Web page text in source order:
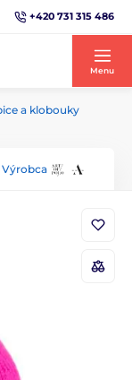
+420 731 315 486
Menu
a klobouky
Výrobca